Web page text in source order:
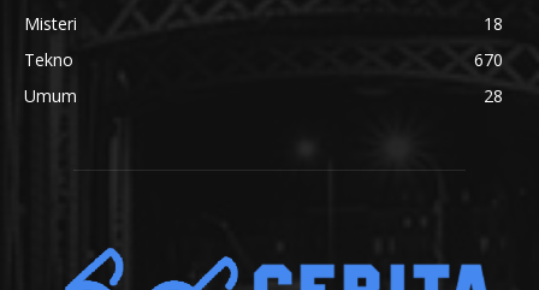
Misteri
18
Tekno
670
Umum
28